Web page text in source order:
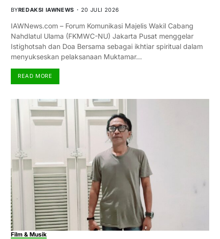
BYREDAKSI IAWNEWS 20 JULI 2026
IAWNews.com – Forum Komunikasi Majelis Wakil Cabang
Nahdlatul Ulama (FKMWC-NU) Jakarta Pusat menggelar
Istighotsah dan Doa Bersama sebagai ikhtiar spiritual dalam
menyukseskan pelaksanaan Muktamar…
READ MORE
Film & Musik